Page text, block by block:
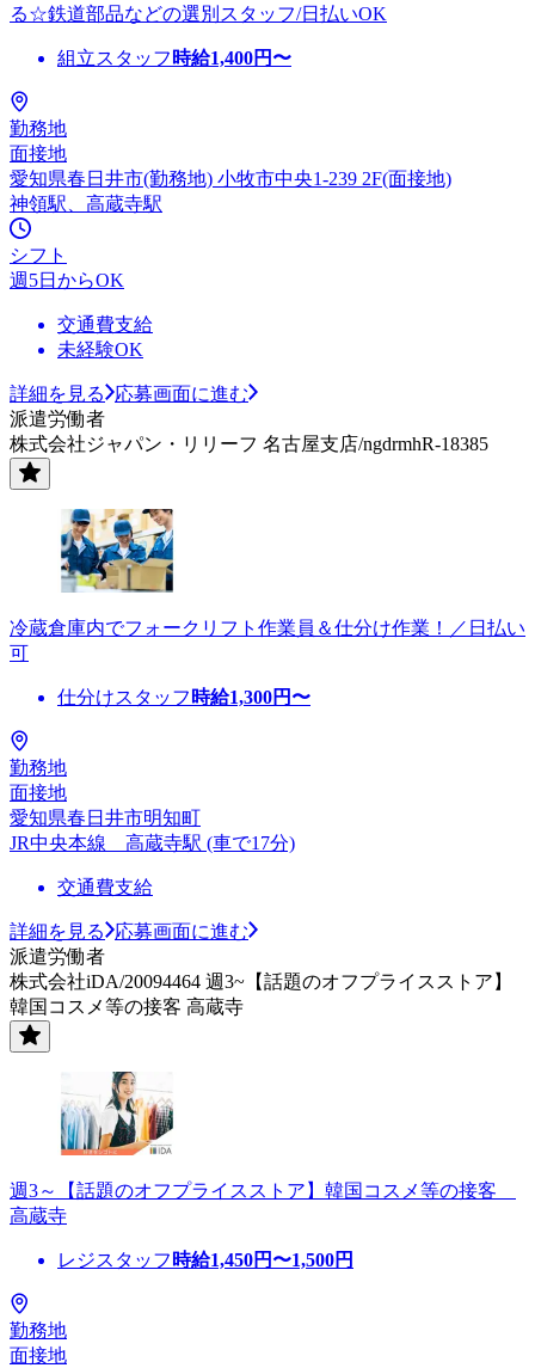
る☆鉄道部品などの選別スタッフ/日払いOK
組立スタッフ 時給1,400円〜
勤務地
面接地
愛知県春日井市(勤務地) 小牧市中央1-239 2F(面接地)
神領駅、高蔵寺駅
シフト
週5日からOK
交通費支給
未経験OK
詳細を見る
応募画面に進む
派遣労働者
株式会社ジャパン・リリーフ 名古屋支店/ngdrmhR-18385
冷蔵倉庫内でフォークリフト作業員＆仕分け作業！／日払い
可
仕分けスタッフ 時給1,300円〜
勤務地
面接地
愛知県春日井市明知町
JR中央本線 高蔵寺駅 (車で17分)
交通費支給
詳細を見る
応募画面に進む
派遣労働者
株式会社iDA/20094464 週3~【話題のオフプライスストア】
韓国コスメ等の接客 高蔵寺
週3～【話題のオフプライスストア】韓国コスメ等の接客
高蔵寺
レジスタッフ 時給1,450円〜1,500円
勤務地
面接地